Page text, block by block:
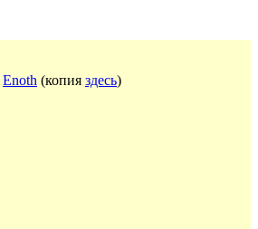
Enoth (копия здесь)